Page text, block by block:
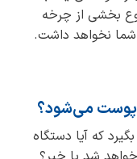
بخشی از چرخه
شما نخواهد داشت.
پوست می‌شود؟
که آیا دستگاه